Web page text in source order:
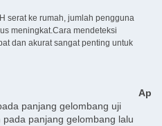
serat ke rumah, jumlah pengguna
meningkat.Cara mendeteksi
dan akurat sangat penting untuk
panjang gelombang uji
panjang gelombang lalu